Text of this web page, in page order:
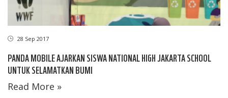
28 Sep 2017
PANDA MOBILE AJARKAN SISWA NATIONAL HIGH JAKARTA SCHOOL
UNTUK SELAMATKAN BUMI
Read More »